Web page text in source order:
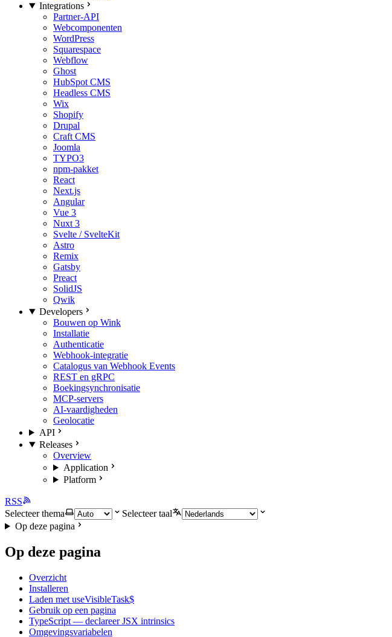
Integrations
Partner-API
Webcomponenten
WordPress
Squarespace
Webflow
Ghost
HubSpot CMS
Headless CMS
Wix
Shopify
Drupal
Craft CMS
Joomla
TYPO3
npm-pakket
React
Next.js
Angular
Vue 3
Nuxt 3
Svelte / SvelteKit
Astro
Remix
Gatsby
Preact
SolidJS
Qwik
Developers
Bouwen op Wink
Installatie
Authenticatie
Webhook-integratie
Catalogus van Webhook Events
REST en gRPC
Boekingsynchronisatie
MCP-servers
AI-vaardigheden
Geolocatie
API
Releases
Overview
Application
Platform
RSS
Selecteer thema
Selecteer taal
Op deze pagina
Op deze pagina
Overzicht
Installeren
Laden met useVisibleTask$
Gebruik op een pagina
TypeScript — declareer JSX intrinsics
Omgevingsvariabelen